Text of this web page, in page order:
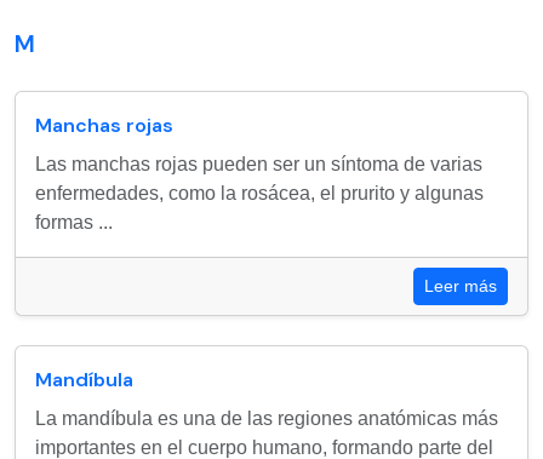
M
Manchas rojas
Las manchas rojas pueden ser un síntoma de varias
enfermedades, como la rosácea, el prurito y algunas
formas ...
Leer más
Mandíbula
La mandíbula es una de las regiones anatómicas más
importantes en el cuerpo humano, formando parte del